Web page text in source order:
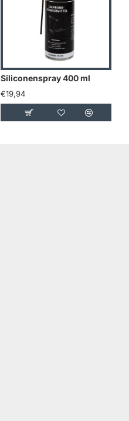
Siliconenspray 400 ml
€19,94